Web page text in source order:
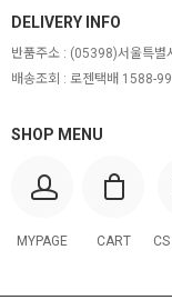
SHOP MENU
MYPAGE CART
DELIVERY INFO
반품주소 : (05398)서울특별
배송조회 : 로젠택배 1588-